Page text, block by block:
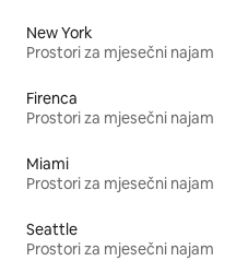
New York
Prostori za mjesečni najam
Firenca
Prostori za mjesečni najam
Miami
Prostori za mjesečni najam
Seattle
Prostori za mjesečni najam